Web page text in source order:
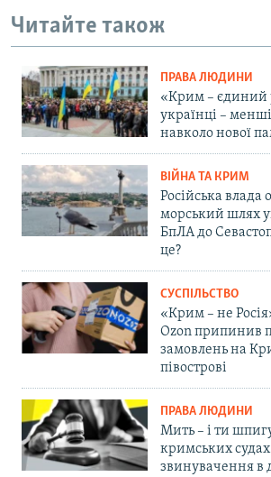
Читайте також
ПРАВА ЛЮДИНИ
«Крим – єдиний
українці –
навколо нової
ВІЙНА ТА КРИМ
Російська влада
морський шлях
БпЛА до
це?
СУСПІЛЬСТВО
«Крим – не
Ozon припинив
замовлень на
півострові
ПРАВА ЛЮДИНИ
Мить – і ти
кримських
звинувачення в